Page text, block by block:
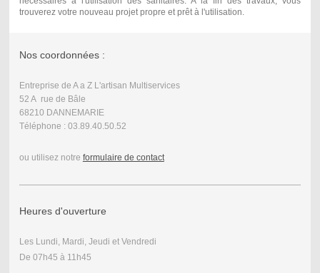
trouverez votre nouveau projet propre et prêt à l'utilisation.
Nos coordonnées :
Entreprise de A a Z L'artisan Multiservices
52 A rue de Bâle
68210 DANNEMARIE
Téléphone : 03.89.40.50.52
ou utilisez notre formulaire de contact
Heures d'ouverture
Les Lundi, Mardi, Jeudi et Vendredi
De 07h45 à 11h45